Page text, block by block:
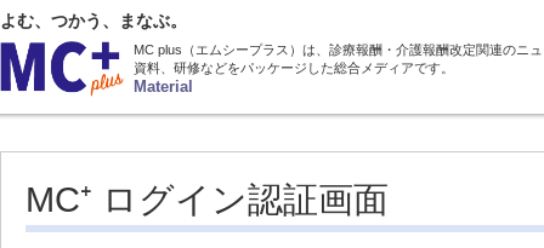
よむ、つかう、まなぶ。
MC plus（エムシープラス）は、診療報酬・介護報酬改定関連のニ
資料、研修などをパッケージした総合メディアです。
Material
MC⁺ ログイン認証画面